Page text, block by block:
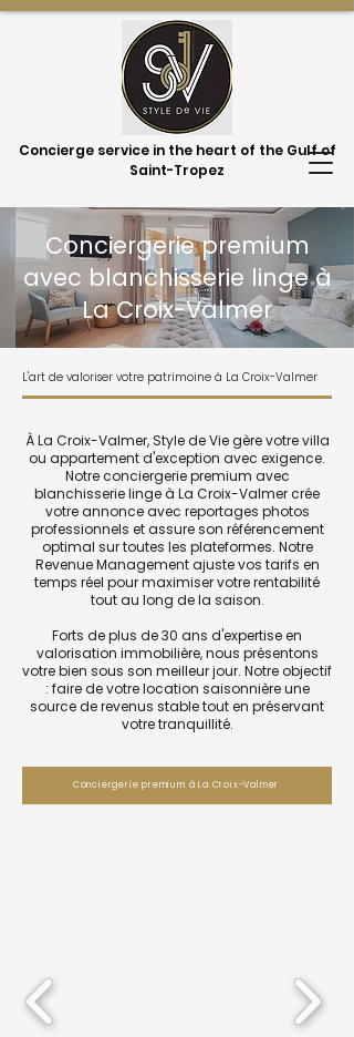
Concierge service in the heart of the Gulf of
Saint-Tropez
Conciergerie premium
avec blanchisserie linge à
La Croix-Valmer
L'art de valoriser votre patrimoine à La Croix-Valmer
À La Croix-Valmer, Style de Vie gère votre villa
ou appartement d'exception avec exigence.
Notre conciergerie premium avec
blanchisserie linge à La Croix-Valmer crée
votre annonce avec reportages photos
professionnels et assure son référencement
optimal sur toutes les plateformes. Notre
Revenue Management ajuste vos tarifs en
temps réel pour maximiser votre rentabilité
tout au long de la saison.
Forts de plus de 30 ans d'expertise en
valorisation immobilière, nous présentons
votre bien sous son meilleur jour. Notre objectif
: faire de votre location saisonnière une
source de revenus stable tout en préservant
votre tranquillité.
Conciergerie premium à La Croix-Valmer